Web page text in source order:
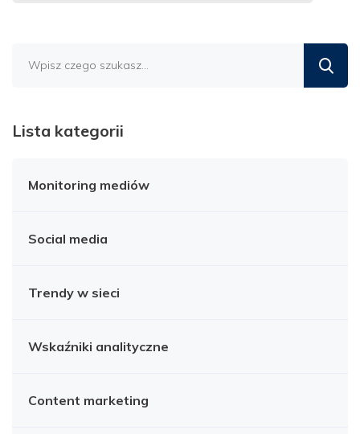
Lista kategorii
Monitoring mediów
Social media
Trendy w sieci
Wskaźniki analityczne
Content marketing